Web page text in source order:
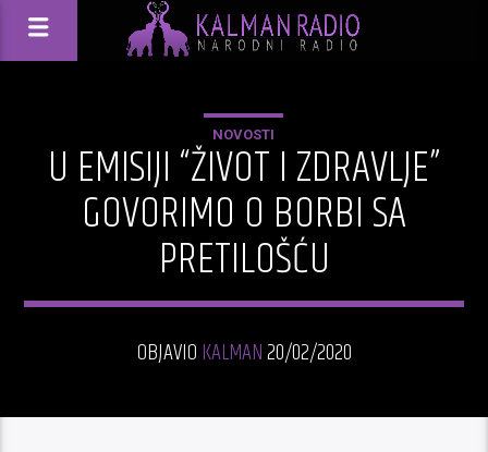
NOVOSTI
U EMISIJI “ŽIVOT I ZDRAVLJE”
GOVORIMO O BORBI SA
PRETILOŠĆU
OBJAVIO KALMAN20/02/2020